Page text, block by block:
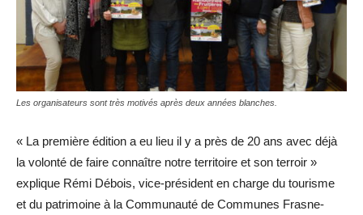
Les organisateurs sont très motivés après deux années blanches.
« La première édition a eu lieu il y a près de 20 ans avec déjà
la volonté de faire connaître notre territoire et son terroir »
explique Rémi Débois, vice-président en charge du tourisme
et du patrimoine à la Communauté de Communes Frasne-